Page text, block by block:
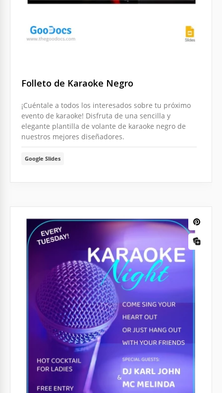
Folleto de Karaoke Negro
¡Cuéntale a todos los interesados sobre tu próximo
evento de karaoke! Disfruta de una sencilla y
elegante plantilla de volante de karaoke negro de
nuestros mejores diseñadores.
Google Slides